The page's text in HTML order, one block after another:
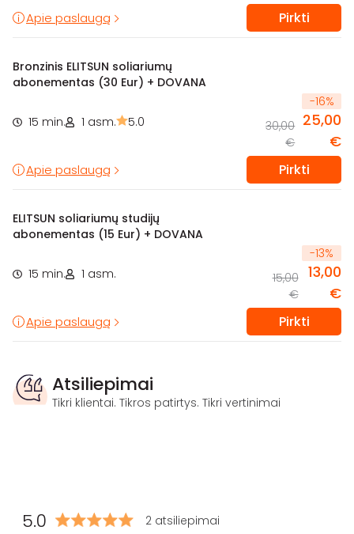
Apie paslaugą Pirkti
Bronzinis ELITSUN soliariumų
abonementas (30 Eur) + DOVANA
15 min. 1 asm. 5.0
-16%
30,00
€
25,00
€
Apie paslaugą Pirkti
ELITSUN soliariumų studijų
abonementas (15 Eur) + DOVANA
15 min. 1 asm.
-13%
15,00
€
13,00
€
Apie paslaugą Pirkti
Atsiliepimai
Tikri klientai. Tikros patirtys. Tikri vertinimai
5.0 2 atsiliepimai